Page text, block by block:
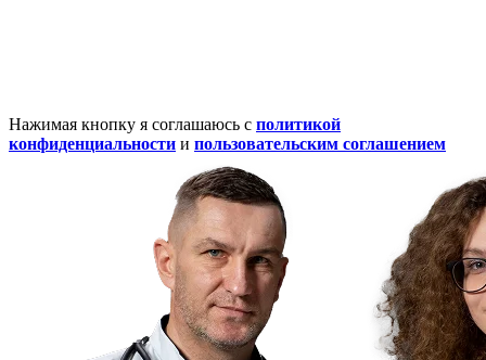
Нажимая кнопку я соглашаюсь с политикой
конфиденциальности и пользовательским соглашением